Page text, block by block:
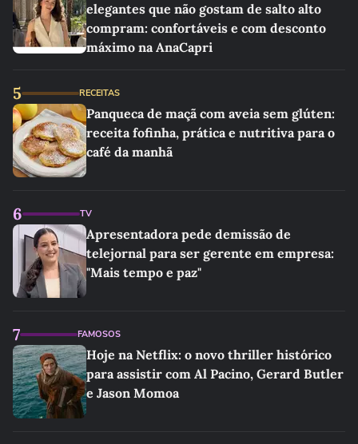
elegantes que não gostam de salto alto
compram: confortáveis e com desconto
máximo na AnaCapri
5 RECEITAS
Panqueca de maçã com aveia sem glúten:
receita fofinha, prática e nutritiva para o
café da manhã
6 TV
Apresentadora pede demissão de
telejornal para ser gerente em empresa:
"Mais tempo e paz"
7 FAMOSOS
Hoje na Netflix: o novo thriller histórico
para assistir com Al Pacino, Gerard Butler
e Jason Momoa